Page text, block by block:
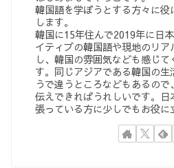
韓国語を学ぼうとする方々に
します。
韓国に15年住んで2019年に日
イティブの韓国語や現地のリ
し、韓国の雰囲気なども感じ
す。同じアジアである韓国の生
うで違うところなどもあるの
伝えできればうれしいです。
張っている方に少しでもお役に